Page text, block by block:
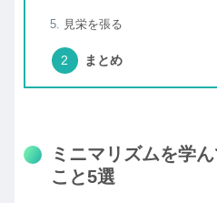
見栄を張る
まとめ
ミニマリズムを学
こと5選